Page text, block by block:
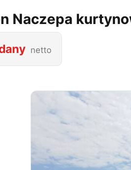
Naczepa
netto